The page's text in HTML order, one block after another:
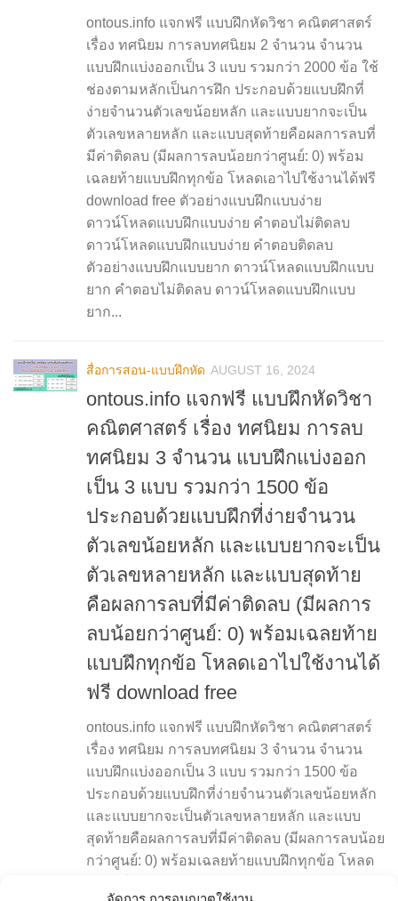
ontous.info แจกฟรี แบบฝึกหัดวิชา คณิตศาสตร์
เรื่อง ทศนิยม การลบทศนิยม 2 จำนวน จำนวน
แบบฝึกแบ่งออกเป็น 3 แบบ รวมกว่า 2000 ข้อ ใช้
ช่องตามหลักเป็นการฝึก ประกอบด้วยแบบฝึกที่
ง่ายจำนวนตัวเลขน้อยหลัก และแบบยากจะเป็น
ตัวเลขหลายหลัก และแบบสุดท้ายคือผลการลบที่
มีค่าติดลบ (มีผลการลบน้อยกว่าศูนย์: 0) พร้อม
เฉลยท้ายแบบฝึกทุกข้อ โหลดเอาไปใช้งานได้ฟรี
download free ตัวอย่างแบบฝึกแบบง่าย
ดาวน์โหลดแบบฝึกแบบง่าย คำตอบไม่ติดลบ
ดาวน์โหลดแบบฝึกแบบง่าย คำตอบติดลบ
ตัวอย่างแบบฝึกแบบยาก ดาวน์โหลดแบบฝึกแบบ
ยาก คำตอบไม่ติดลบ ดาวน์โหลดแบบฝึกแบบ
ยาก...
สื่อการสอน-แบบฝึกหัด AUGUST 16, 2024
ontous.info แจกฟรี แบบฝึกหัดวิชา
คณิตศาสตร์ เรื่อง ทศนิยม การลบ
ทศนิยม 3 จำนวน แบบฝึกแบ่งออก
เป็น 3 แบบ รวมกว่า 1500 ข้อ
ประกอบด้วยแบบฝึกที่ง่ายจำนวน
ตัวเลขน้อยหลัก และแบบยากจะเป็น
ตัวเลขหลายหลัก และแบบสุดท้าย
คือผลการลบที่มีค่าติดลบ (มีผลการ
ลบน้อยกว่าศูนย์: 0) พร้อมเฉลยท้าย
แบบฝึกทุกข้อ โหลดเอาไปใช้งานได้
ฟรี download free
ontous.info แจกฟรี แบบฝึกหัดวิชา คณิตศาสตร์
เรื่อง ทศนิยม การลบทศนิยม 3 จำนวน จำนวน
แบบฝึกแบ่งออกเป็น 3 แบบ รวมกว่า 1500 ข้อ
ประกอบด้วยแบบฝึกที่ง่ายจำนวนตัวเลขน้อยหลัก
และแบบยากจะเป็นตัวเลขหลายหลัก และแบบ
สุดท้ายคือผลการลบที่มีค่าติดลบ (มีผลการลบน้อย
กว่าศูนย์: 0) พร้อมเฉลยท้ายแบบฝึกทุกข้อ โหลด